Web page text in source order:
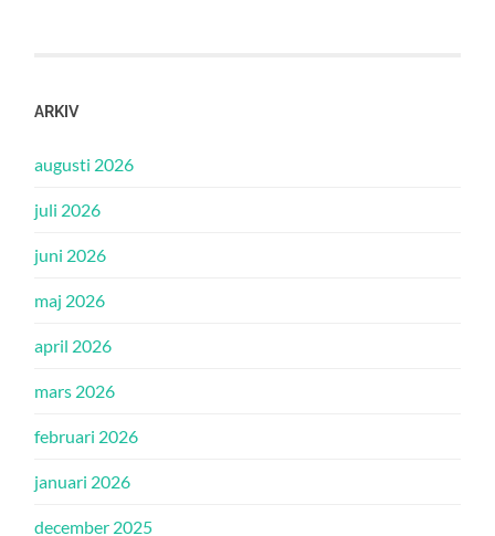
ARKIV
augusti 2026
juli 2026
juni 2026
maj 2026
april 2026
mars 2026
februari 2026
januari 2026
december 2025